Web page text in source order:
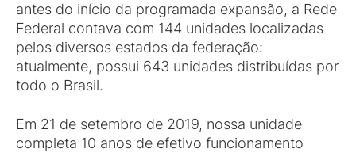
antes do início da programada expansão, a Rede
Federal contava com 144 unidades localizadas
pelos diversos estados da federação:
atualmente, possui 643 unidades distribuídas por
todo o Brasil.
Em 21 de setembro de 2019, nossa unidade
completa 10 anos de efetivo funcionamento